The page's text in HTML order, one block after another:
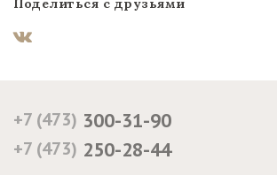
Поделиться с друзьями
+7 (473) 300-31-90
+7 (473) 250-28-44